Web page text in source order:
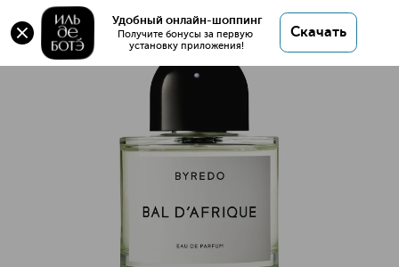
Удобный онлайн-шоппинг
Получите бонусы за первую
установку приложения!
Скачать
BAL D'AFRIQUE Парфюмерная вода